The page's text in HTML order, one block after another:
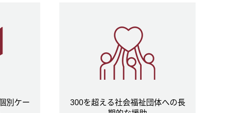
別ケー
300を超える社会福祉団体への長